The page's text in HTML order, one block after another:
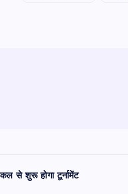
से शुरू होगा टूर्नामेंट